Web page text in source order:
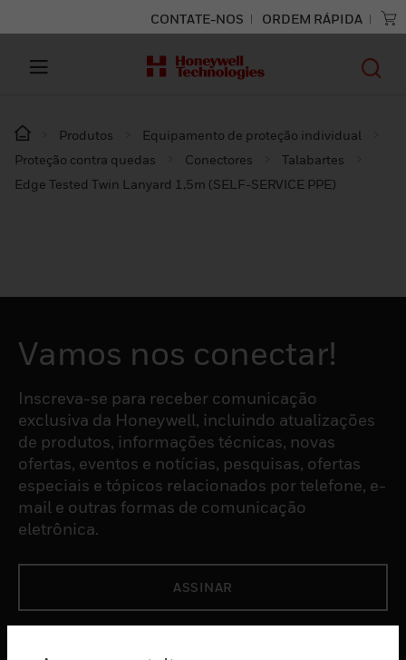
CONTATE-NOS ORDEM RÁPIDA
Produtos
Equipamento de proteção individual
Proteção contra quedas
Conectores
Talabartes
Edge Tested Twin Lanyard 1,5m (SELF-SERVICE PPE)
Vamos nos conectar!
Inscreva-se para receber comunicação
exclusiva da Honeywell, incluindo atualizações
de produtos, informações técnicas, novas
ofertas, eventos e notícias, pesquisas, ofertas
especiais e tópicos relacionados por telefone, e-
mail e outras formas de comunicação
eletrônica.
ASSINAR